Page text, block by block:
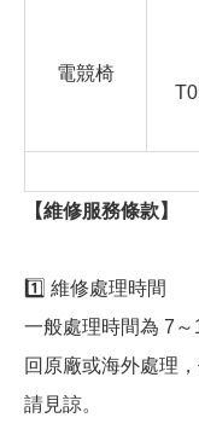
電競椅
【維修服務條款】
1️⃣ 維修處理時間
一般處理時間為 7
回原廠或海外處理
請見諒。